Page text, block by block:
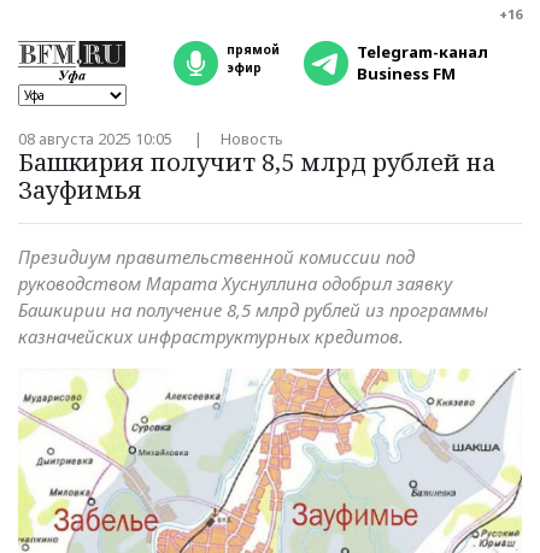
+16
прямой
эфир
Telegram-канал
Business FM
08 августа 2025 10:05 Новость
Башкирия получит 8,5 млрд рублей на
Зауфимья
Президиум правительственной комиссии под
руководством Марата Хуснуллина одобрил заявку
Башкирии на получение 8,5 млрд рублей из программы
казначейских инфраструктурных кредитов.